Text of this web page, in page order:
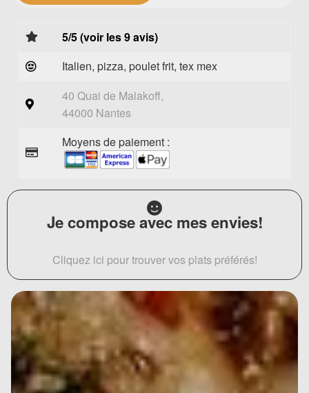
5/5 (voir les 9 avis)
Italien, pizza, poulet frit, tex mex
40 Quai de Malakoff,
44000 Nantes
Moyens de paiement :
Je compose avec mes envies!
Cliquez ici pour trouver vos plats préférés!